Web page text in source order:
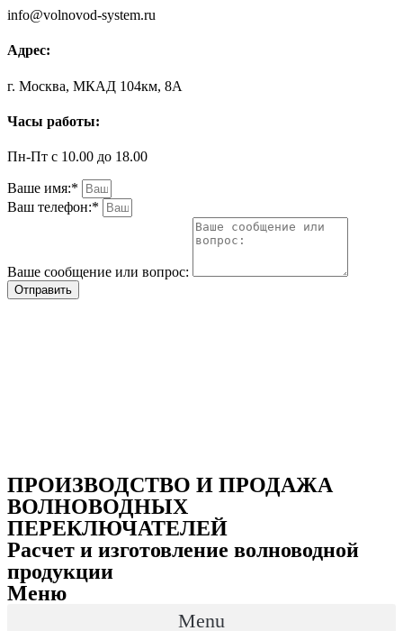
info@volnovod-system.ru
Адрес:
г. Москва, МКАД 104км, 8А
Часы работы:
Пн-Пт с 10.00 до 18.00
Ваше имя:*
Ваш телефон:*
Ваше сообщение или вопрос:
Отправить
ПРОИЗВОДСТВО И ПРОДАЖА
ВОЛНОВОДНЫХ
ПЕРЕКЛЮЧАТЕЛЕЙ
Расчет и изготовление волноводной
продукции
Меню
Menu